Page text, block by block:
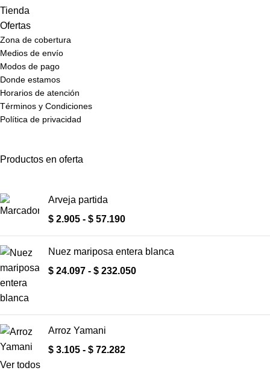
Tienda
Ofertas
Zona de cobertura
Medios de envío
Modos de pago
Donde estamos
Horarios de atención
Términos y Condiciones
Política de privacidad
Productos en oferta
Arveja partida
$ 2.905 - $ 57.190
Nuez mariposa entera blanca
$ 24.097 - $ 232.050
Arroz Yamani
$ 3.105 - $ 72.282
Ver todos